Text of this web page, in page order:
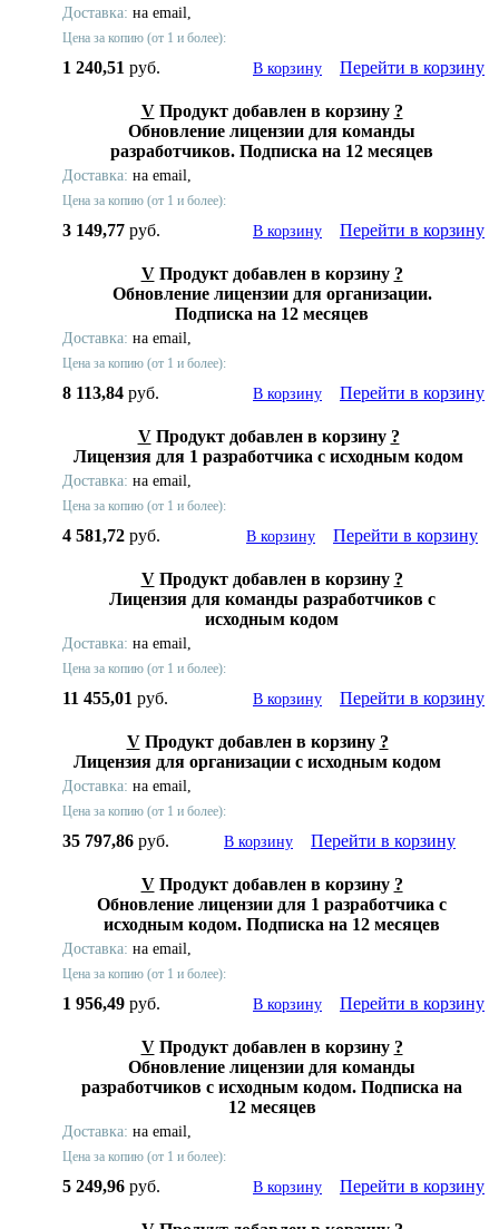
Доставка: на email,
Цена за копию (от 1 и более):
1 240,51 руб. В корзину Перейти в корзину
V Продукт добавлен в корзину ?
Обновление лицензии для команды
разработчиков. Подписка на 12 месяцев
Доставка: на email,
Цена за копию (от 1 и более):
3 149,77 руб. В корзину Перейти в корзину
V Продукт добавлен в корзину ?
Обновление лицензии для организации.
Подписка на 12 месяцев
Доставка: на email,
Цена за копию (от 1 и более):
8 113,84 руб. В корзину Перейти в корзину
V Продукт добавлен в корзину ?
Лицензия для 1 разработчика с исходным кодом
Доставка: на email,
Цена за копию (от 1 и более):
4 581,72 руб. В корзину Перейти в корзину
V Продукт добавлен в корзину ?
Лицензия для команды разработчиков с
исходным кодом
Доставка: на email,
Цена за копию (от 1 и более):
11 455,01 руб. В корзину Перейти в корзину
V Продукт добавлен в корзину ?
Лицензия для организации с исходным кодом
Доставка: на email,
Цена за копию (от 1 и более):
35 797,86 руб. В корзину Перейти в корзину
V Продукт добавлен в корзину ?
Обновление лицензии для 1 разработчика с
исходным кодом. Подписка на 12 месяцев
Доставка: на email,
Цена за копию (от 1 и более):
1 956,49 руб. В корзину Перейти в корзину
V Продукт добавлен в корзину ?
Обновление лицензии для команды
разработчиков с исходным кодом. Подписка на
12 месяцев
Доставка: на email,
Цена за копию (от 1 и более):
5 249,96 руб. В корзину Перейти в корзину